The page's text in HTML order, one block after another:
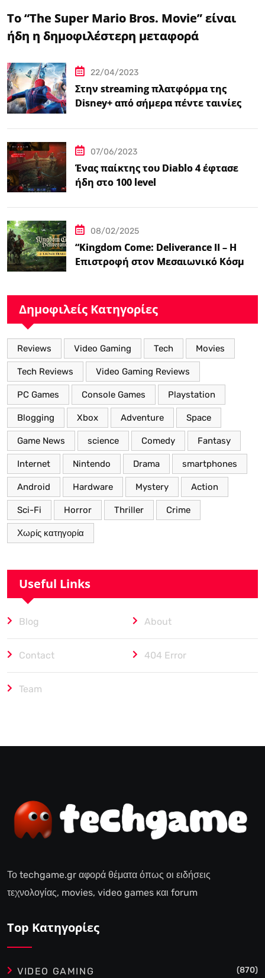
Το “The Super Mario Bros. Movie” είναι
ήδη η δημοφιλέστερη μεταφορά
22/04/2023
Στην streaming πλατφόρμα της
Disney+ από σήμερα πέντε ταινίες
07/06/2023
Ένας παίκτης του Diablo 4 έφτασε
ήδη στο 100 level
08/02/2025
“Kingdom Come: Deliverance II – Η
Επιστροφή στον Μεσαιωνικό Κόσμο
Δημοφιλείς Κατηγορίες
Reviews Video Gaming Tech Movies
Tech Reviews Video Gaming Reviews
PC Games Console Games Playstation
Blogging Xbox Adventure Space
Game News science Comedy Fantasy
Internet Nintendo Drama smartphones
Android Hardware Mystery Action
Sci-Fi Horror Thriller Crime
Χωρίς κατηγορία
Useful Links
Blog About
Contact 404 Error
Team
Το techgame.gr αφορά θέματα όπως οι ειδήσεις
τεχνολογίας, movies, video games και forum
Top Κατηγορίες
VIDEO GAMING (870)